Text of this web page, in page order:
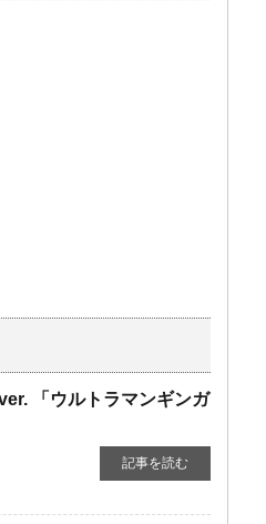
「ウルトラマンギンガ
記事を読む